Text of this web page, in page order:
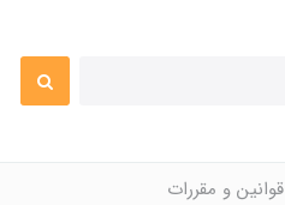
قوانین و مقررات